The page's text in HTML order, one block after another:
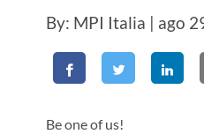
By: MPI Italia | ago
Be one of us!